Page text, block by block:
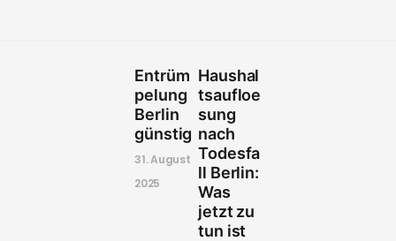
Entrüm
pelung
Berlin
günstig
31. August
2025
Haushal
tsaufloe
sung
nach
Todesfa
ll Berlin:
Was
jetzt zu
tun ist